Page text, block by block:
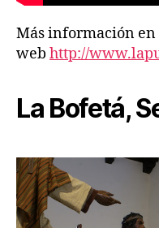
Más información en
web http://
La Bofetá,